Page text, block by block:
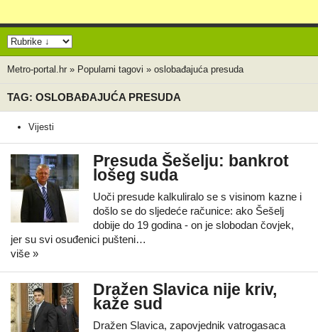
Metro-portal.hr » Popularni tagovi » oslobađajuća presuda
TAG: OSLOBAĐAJUĆA PRESUDA
Vijesti
Presuda Šešelju: bankrot
lošeg suda
Uoči presude kalkuliralo se s visinom kazne i
došlo se do sljedeće računice: ako Šešelj
dobije do 19 godina - on je slobodan čovjek,
jer su svi osuđenici pušteni…
više »
Dražen Slavica nije kriv,
kaže sud
Dražen Slavica, zapovjednik vatrogasaca